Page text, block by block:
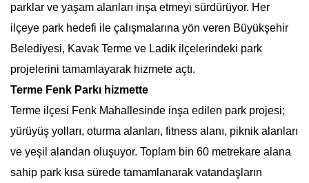
parklar ve yaşam alanları inşa etmeyi sürdürüyor. Her
ilçeye park hedefi ile çalışmalarına yön veren Büyükşehir
Belediyesi, Kavak Terme ve Ladik ilçelerindeki park
projelerini tamamlayarak hizmete açtı.
Terme Fenk Parkı hizmette
Terme ilçesi Fenk Mahallesinde inşa edilen park projesi;
yürüyüş yolları, oturma alanları, fitness alanı, piknik alanları
ve yeşil alandan oluşuyor. Toplam bin 60 metrekare alana
sahip park kısa sürede tamamlanarak vatandaşların